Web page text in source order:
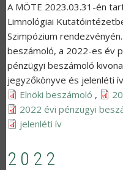
A MÖTE 2023.03.31-én
Limnológiai
Szimpózium
beszámoló, a 2022-es év
pénzügyi beszámoló
jegyzőkönyve és jelenléti
Elnöki beszámoló ,
2022 évi pénzügyi
jelenléti ív
2022